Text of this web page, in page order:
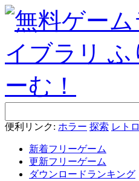
便利リンク: ホラー 探索 レトロ
新着フリーゲーム
更新フリーゲーム
ダウンロードランキング